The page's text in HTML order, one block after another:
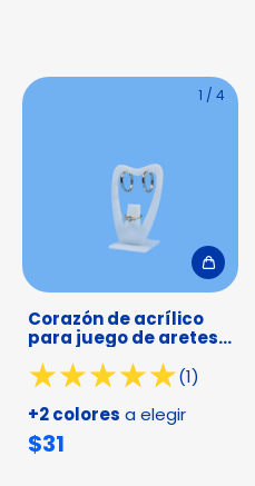
1 / 4
Corazón de acrílico
para juego de aretes y
(1)
+2 colores a elegir
$31